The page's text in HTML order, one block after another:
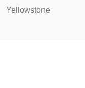
Yellowstone